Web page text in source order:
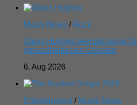
Musik-News / Rock
Glenn Hughes beendet seine
gesundheitlichen Gründen
6. Aug 2026
Entertainment / Musik-News